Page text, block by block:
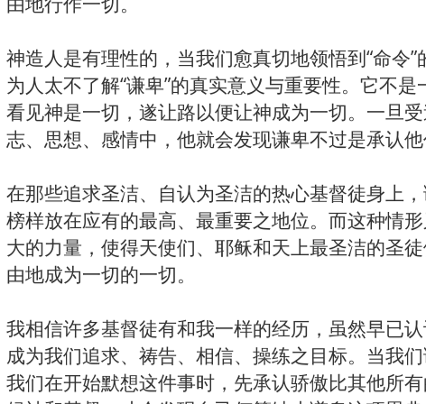
神造人是有理性的，当我们愈真切地领悟到“命令
为人太不了解“谦卑”的真实意义与重要性。它不
看见神是一切，遂让路以便让神成为一切。一旦
志、思想、感情中，他就会发现谦卑不过是承认
在那些追求圣洁、自认为圣洁的热心基督徒身上
榜样放在应有的最高、最重要之地位。而这种情
大的力量，使得天使们、耶稣和天上最圣洁的圣
由地成为一切的一切。
我相信许多基督徒有和我一样的经历，虽然早已
成为我们追求、祷告、相信、操练之目标。当我
我们在开始默想这件事时，先承认骄傲比其他所